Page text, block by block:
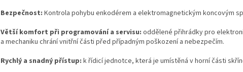
Bezpečnost: Kontrola pohybu enkodérem a elektromagnetickým koncovým
Větší komfort při programování a servisu: oddělené přihrádky pro
a mechaniku chrání vnitřní části před případným poškození a nebezpečím.
Rychlý a snadný přístup: k řídicí jednotce, která je umístěná v horní části